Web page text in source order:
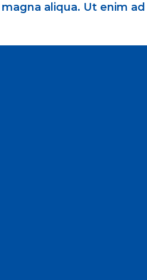
magna aliqua. Ut enim